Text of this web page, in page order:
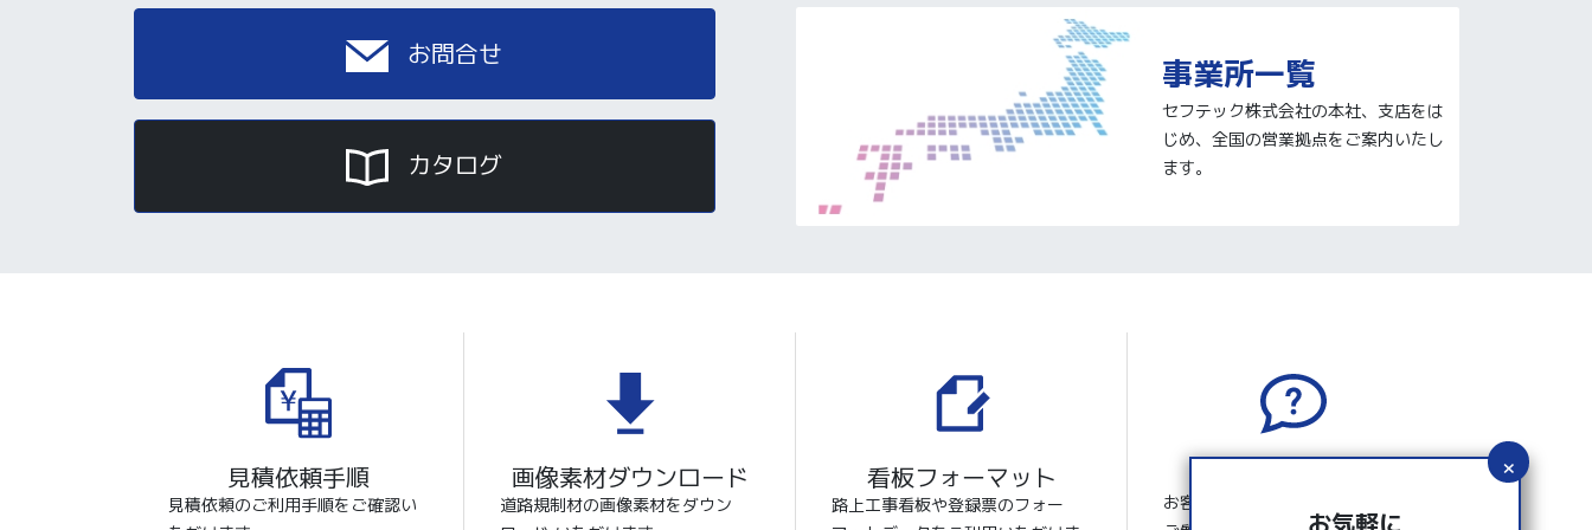
お問合せ
カタログ
事業所一覧
セフテック株式会社の本社、支店をは
じめ、全国の営業拠点をご案内いたし
ます。
見積依頼手順
見積依頼のご利用手順をご確認い
画像素材ダウンロード
道路規制材の画像素材をダウン
看板フォーマット
路上工事看板や登録票のフォー
お客さまから寄せられたよくある
お気軽に